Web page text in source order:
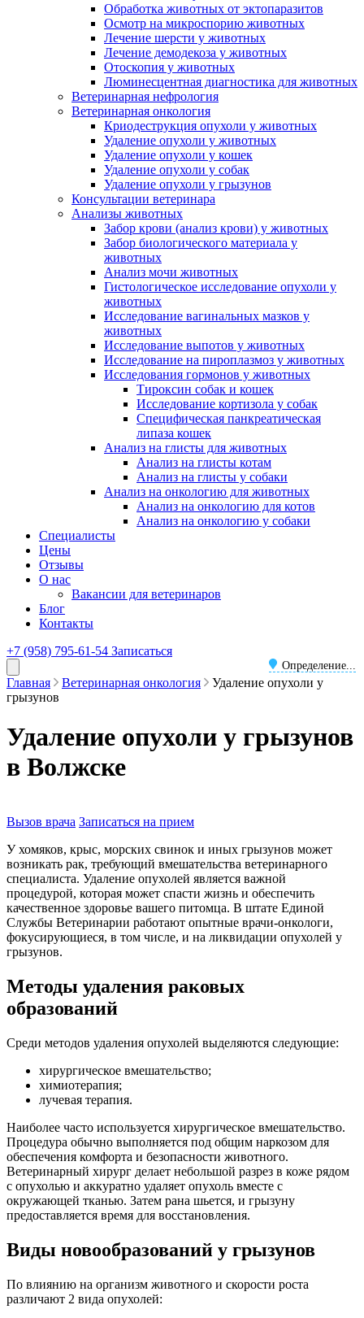
Обработка животных от эктопаразитов
Осмотр на микроспорию животных
Лечение шерсти у животных
Лечение демодекоза у животных
Отоскопия у животных
Люминесцентная диагностика для животных
Ветеринарная нефрология
Ветеринарная онкология
Криодеструкция опухоли у животных
Удаление опухоли у животных
Удаление опухоли у кошек
Удаление опухоли у собак
Удаление опухоли у грызунов
Консультации ветеринара
Анализы животных
Забор крови (анализ крови) у животных
Забор биологического материала у
животных
Анализ мочи животных
Гистологическое исследование опухоли у
животных
Исследование вагинальных мазков у
животных
Исследование выпотов у животных
Исследование на пироплазмоз у животных
Исследования гормонов у животных
Тироксин собак и кошек
Исследование кортизола у собак
Специфическая панкреатическая
липаза кошек
Анализ на глисты для животных
Анализ на глисты котам
Анализ на глисты у собаки
Анализ на онкологию для животных
Анализ на онкологию для котов
Анализ на онкологию у собаки
Специалисты
Цены
Отзывы
О нас
Вакансии для ветеринаров
Блог
Контакты
+7 (958) 795-61-54
Определение...
Записаться
Главная Ветеринарная онкология
Удаление опухоли у
грызунов
Удаление опухоли у грызунов
в Волжске
Вызов врача Записаться на прием
У хомяков, крыс, морских свинок и иных грызунов может
возникать рак, требующий вмешательства ветеринарного
специалиста. Удаление опухолей является важной
процедурой, которая может спасти жизнь и обеспечить
качественное здоровье вашего питомца. В штате Единой
Службы Ветеринарии работают опытные врачи-онкологи,
фокусирующиеся, в том числе, и на ликвидации опухолей у
грызунов.
Методы удаления раковых
образований
Среди методов удаления опухолей выделяются следующие:
хирургическое вмешательство;
химиотерапия;
лучевая терапия.
Наиболее часто используется хирургическое вмешательство.
Процедура обычно выполняется под общим наркозом для
обеспечения комфорта и безопасности животного.
Ветеринарный хирург делает небольшой разрез в коже рядом
с опухолью и аккуратно удаляет опухоль вместе с
окружающей тканью. Затем рана шьется, и грызуну
предоставляется время для восстановления.
Виды новообразований у грызунов
По влиянию на организм животного и скорости роста
различают 2 вида опухолей: